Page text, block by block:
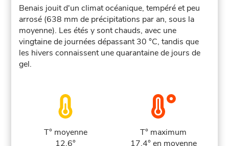
Benais jouit d'un climat océanique, tempéré et peu
arrosé (638 mm de précipitations par an, sous la
moyenne). Les étés y sont chauds, avec une
vingtaine de journées dépassant 30 °C, tandis que
les hivers connaissent une quarantaine de jours de
gel.
T° moyenne
12.6°
T° maximum
17.4° en moyenne